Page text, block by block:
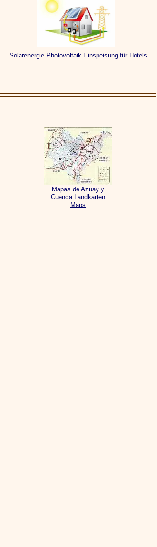
Mapas de Azuay y
Cuenca Landkarten
Maps
Solarenergie Photovoltaik Einspeisung für Hotels